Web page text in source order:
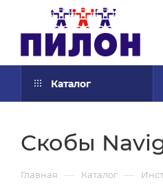
Каталог
Скобы
Главная — Каталог —